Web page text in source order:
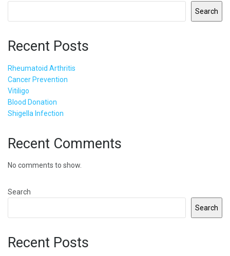
Search
Recent Posts
Rheumatoid Arthritis
Cancer Prevention
Vitiligo
Blood Donation
Shigella Infection
Recent Comments
No comments to show.
Search
Search
Recent Posts